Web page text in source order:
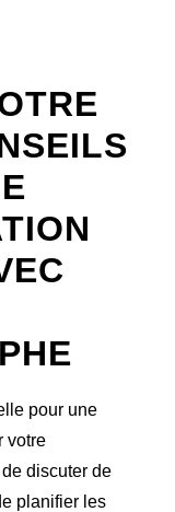
pour une
votre
discuter de
planifier les